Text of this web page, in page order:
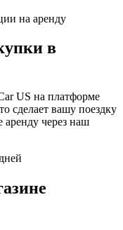
на аренду
в
US на платформе
сделает вашу поездку
через наш